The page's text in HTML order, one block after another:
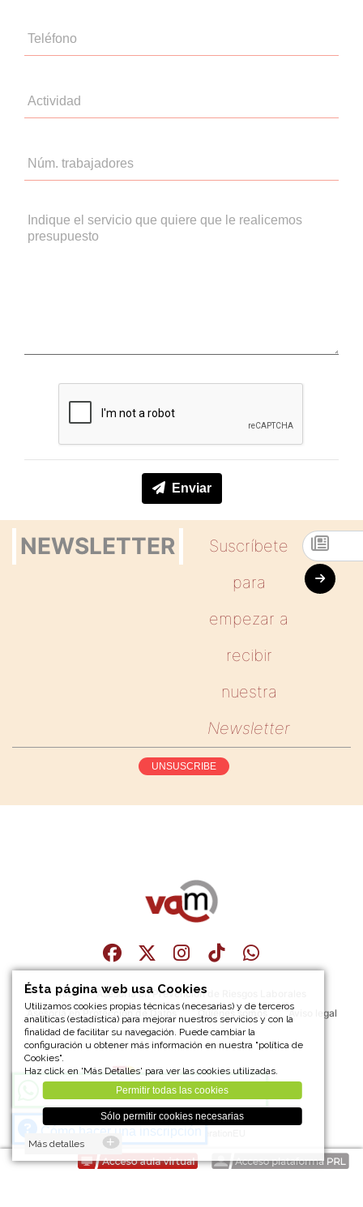
Enviar
NEWSLETTER
Suscríbete
para
empezar a
recibir
nuestra
Newsletter
UNSUSCRIBE
Inici
Asesoría en Prevención de Riesgos Laborales
Asesoría en Protección de Datos
Quiénes somos
Aviso legal
Contacto
Sitemap
Cómo hacer una inscripción
¡Únete a nuestro canal deWhatsapp
Ésta página web usa Cookies
Utilizamos cookies propias técnicas (necesarias) y de terceros
analíticas (estadística) para mejorar nuestros servicios y con la
finalidad de facilitar su navegación. Puede cambiar la
configuración u obtener más información en nuestra "política de
Cookies".
Haz click en 'Más Detalles' para ver las cookies utilizadas.
Permitir todas las cookies
Sólo permitir cookies necesarias
Más detalles